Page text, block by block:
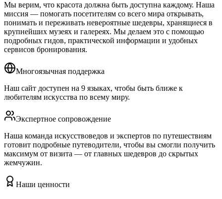
Мы верим, что красота должна быть доступна каждому. Наша
миссия — помогать посетителям со всего мира открывать,
понимать и переживать невероятные шедевры, хранящиеся в
крупнейших музеях и галереях. Мы делаем это с помощью
подробных гидов, практической информации и удобных
сервисов бронирования.
Многоязычная поддержка
Наш сайт доступен на 9 языках, чтобы быть ближе к
любителям искусства по всему миру.
Экспертное сопровождение
Наша команда искусствоведов и экспертов по путешествиям
готовит подробные путеводители, чтобы вы смогли получить
максимум от визита — от главных шедевров до скрытых
жемчужин.
Наши ценности